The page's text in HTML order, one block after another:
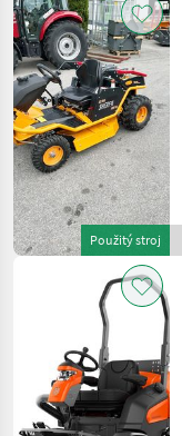
Použitý stroj